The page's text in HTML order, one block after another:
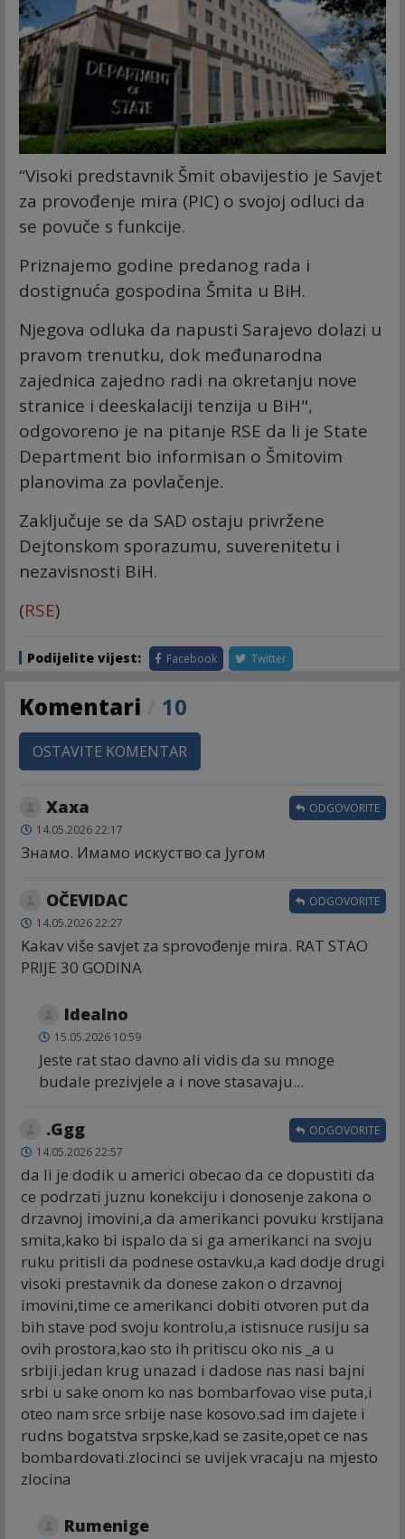
“Visoki predstavnik Šmit obavijestio je Savjet
za provođenje mira (PIC) o svojoj odluci da
se povuče s funkcije.
Priznajemo godine predanog rada i
dostignuća gospodina Šmita u BiH.
Njegova odluka da napusti Sarajevo dolazi u
pravom trenutku, dok međunarodna
zajednica zajedno radi na okretanju nove
stranice i deeskalaciji tenzija u BiH",
odgovoreno je na pitanje RSE da li je State
Department bio informisan o Šmitovim
planovima za povlačenje.
Zaključuje se da SAD ostaju privržene
Dejtonskom sporazumu, suverenitetu i
nezavisnosti BiH.
(RSE)
Podijelite vijest: Facebook Twitter
Komentari 10
OSTAVITE KOMENTAR
Хаха
14.05.2026 22:17
Знамо. Имамо искуство са Југом
ODGOVORITE
OČEVIDAC
14.05.2026 22:27
Kakav više savjet za sprovođenje mira. RAT STAO
PRIJE 30 GODINA
ODGOVORITE
Idealno
15.05.2026 10:59
Jeste rat stao davno ali vidis da su mnoge
budale prezivjele a i nove stasavaju...
.Ggg
14.05.2026 22:57
da li je dodik u americi obecao da ce dopustiti da
ce podrzati juznu konekciju i donosenje zakona o
drzavnoj imovini,a da amerikanci povuku krstijana
smita,kako bi ispalo da si ga amerikanci na svoju
ruku pritisli da podnese ostavku,a kad dodje drugi
visoki prestavnik da donese zakon o drzavnoj
imovini,time ce amerikanci dobiti otvoren put da
bih stave pod svoju kontrolu,a istisnuce rusiju sa
ovih prostora,kao sto ih pritiscu oko nis _a u
srbiji.jedan krug unazad i dadose nas nasi bajni
srbi u sake onom ko nas bombarfovao vise puta,i
oteo nam srce srbije nase kosovo.sad im dajete i
rudns bogatstva srpske,kad se zasite,opet ce nas
bombardovati.zlocinci se uvijek vracaju na mjesto
zlocina
ODGOVORITE
Rumenige